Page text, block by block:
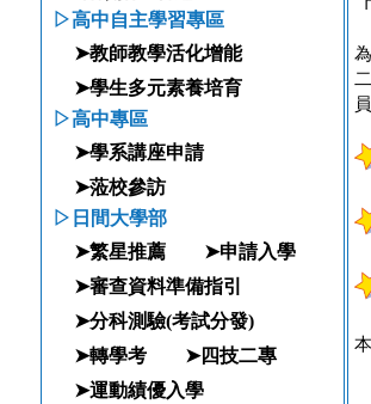
▷高中自主學習專區
➤教師教學活化增能
➤學生多元素養培育
▷高中專區
➤學系講座申請
➤蒞校參訪
▷日間大學部
➤繁星推薦
➤申請入學
➤審查資料準備指引
➤分科測驗(考試分發)
➤轉學考
➤四技二專
➤運動績優入學
「